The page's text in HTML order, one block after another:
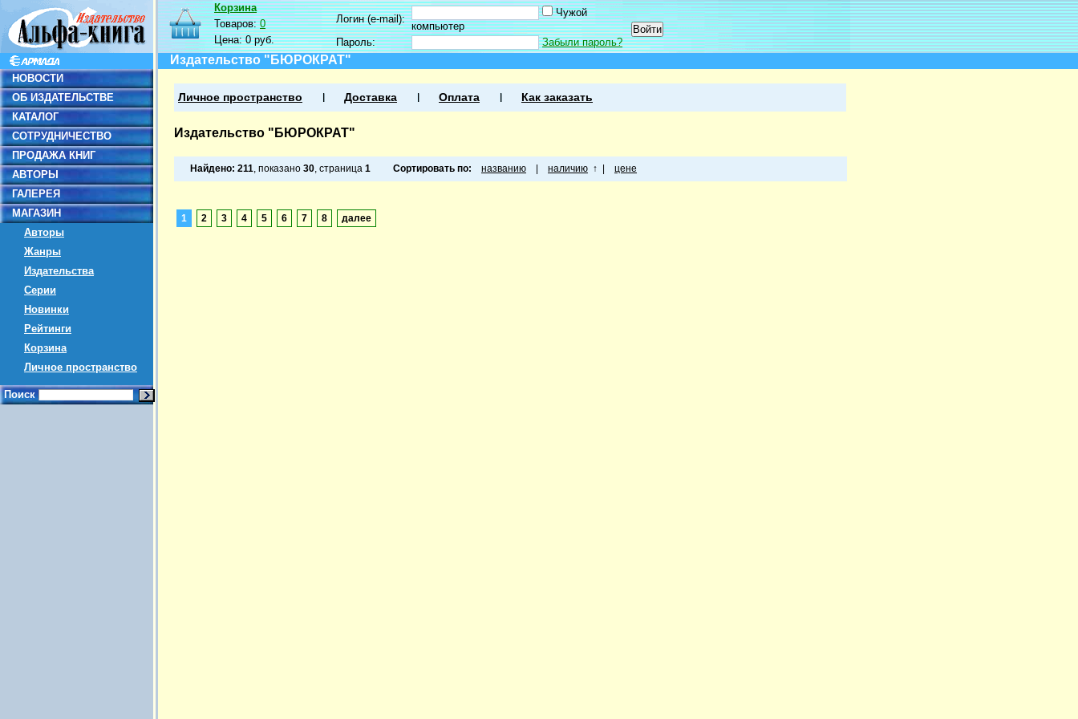
НОВОСТИ
ОБ ИЗДАТЕЛЬСТВЕ
КАТАЛОГ
СОТРУДНИЧЕСТВО
ПРОДАЖА КНИГ
АВТОРЫ
ГАЛЕРЕЯ
МАГАЗИН
Авторы
Жанры
Издательства
Серии
Новинки
Рейтинги
Корзина
Личное пространство
Поиск
Корзина
Товаров:0
Цена:0 руб.
Логин (e-mail):
Чужой
компьютер
Пароль:
Забыли пароль?
Издательство "БЮРОКРАТ"
Личное пространство Доставка Оплата Как заказать
Издательство "БЮРОКРАТ"
Найдено: 211, показано 30, страница 1 Сортировать по: названию наличию ↑ цене
1 2 3 4 5 6 7 8 далее